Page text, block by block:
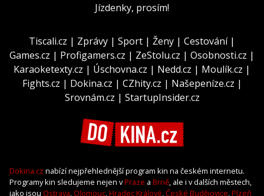
Jízdenky, prosím!
Tiscali.cz | Zprávy | Sport | Ženy | Cestování|
Games.cz | Profigamers.cz | ZeStolu.cz | Osobnosti.cz |
Karaoketexty.cz | Úschovna.cz | Nedd.cz | Moulík.cz |
Fights.cz | Dokina.cz | CZhity.cz | Našepeníze.cz |
Srovnám.cz | StartupInsider.cz
Dokina.cz nabízí nejpřehlednější program kin na českém internetu.
Programy kin sledujeme nejen vPraze a Brně, ale i v dalších městech,
jako jsou Ostrava, Olomouc,Hradec Králové,České Budějovice,Plzeň